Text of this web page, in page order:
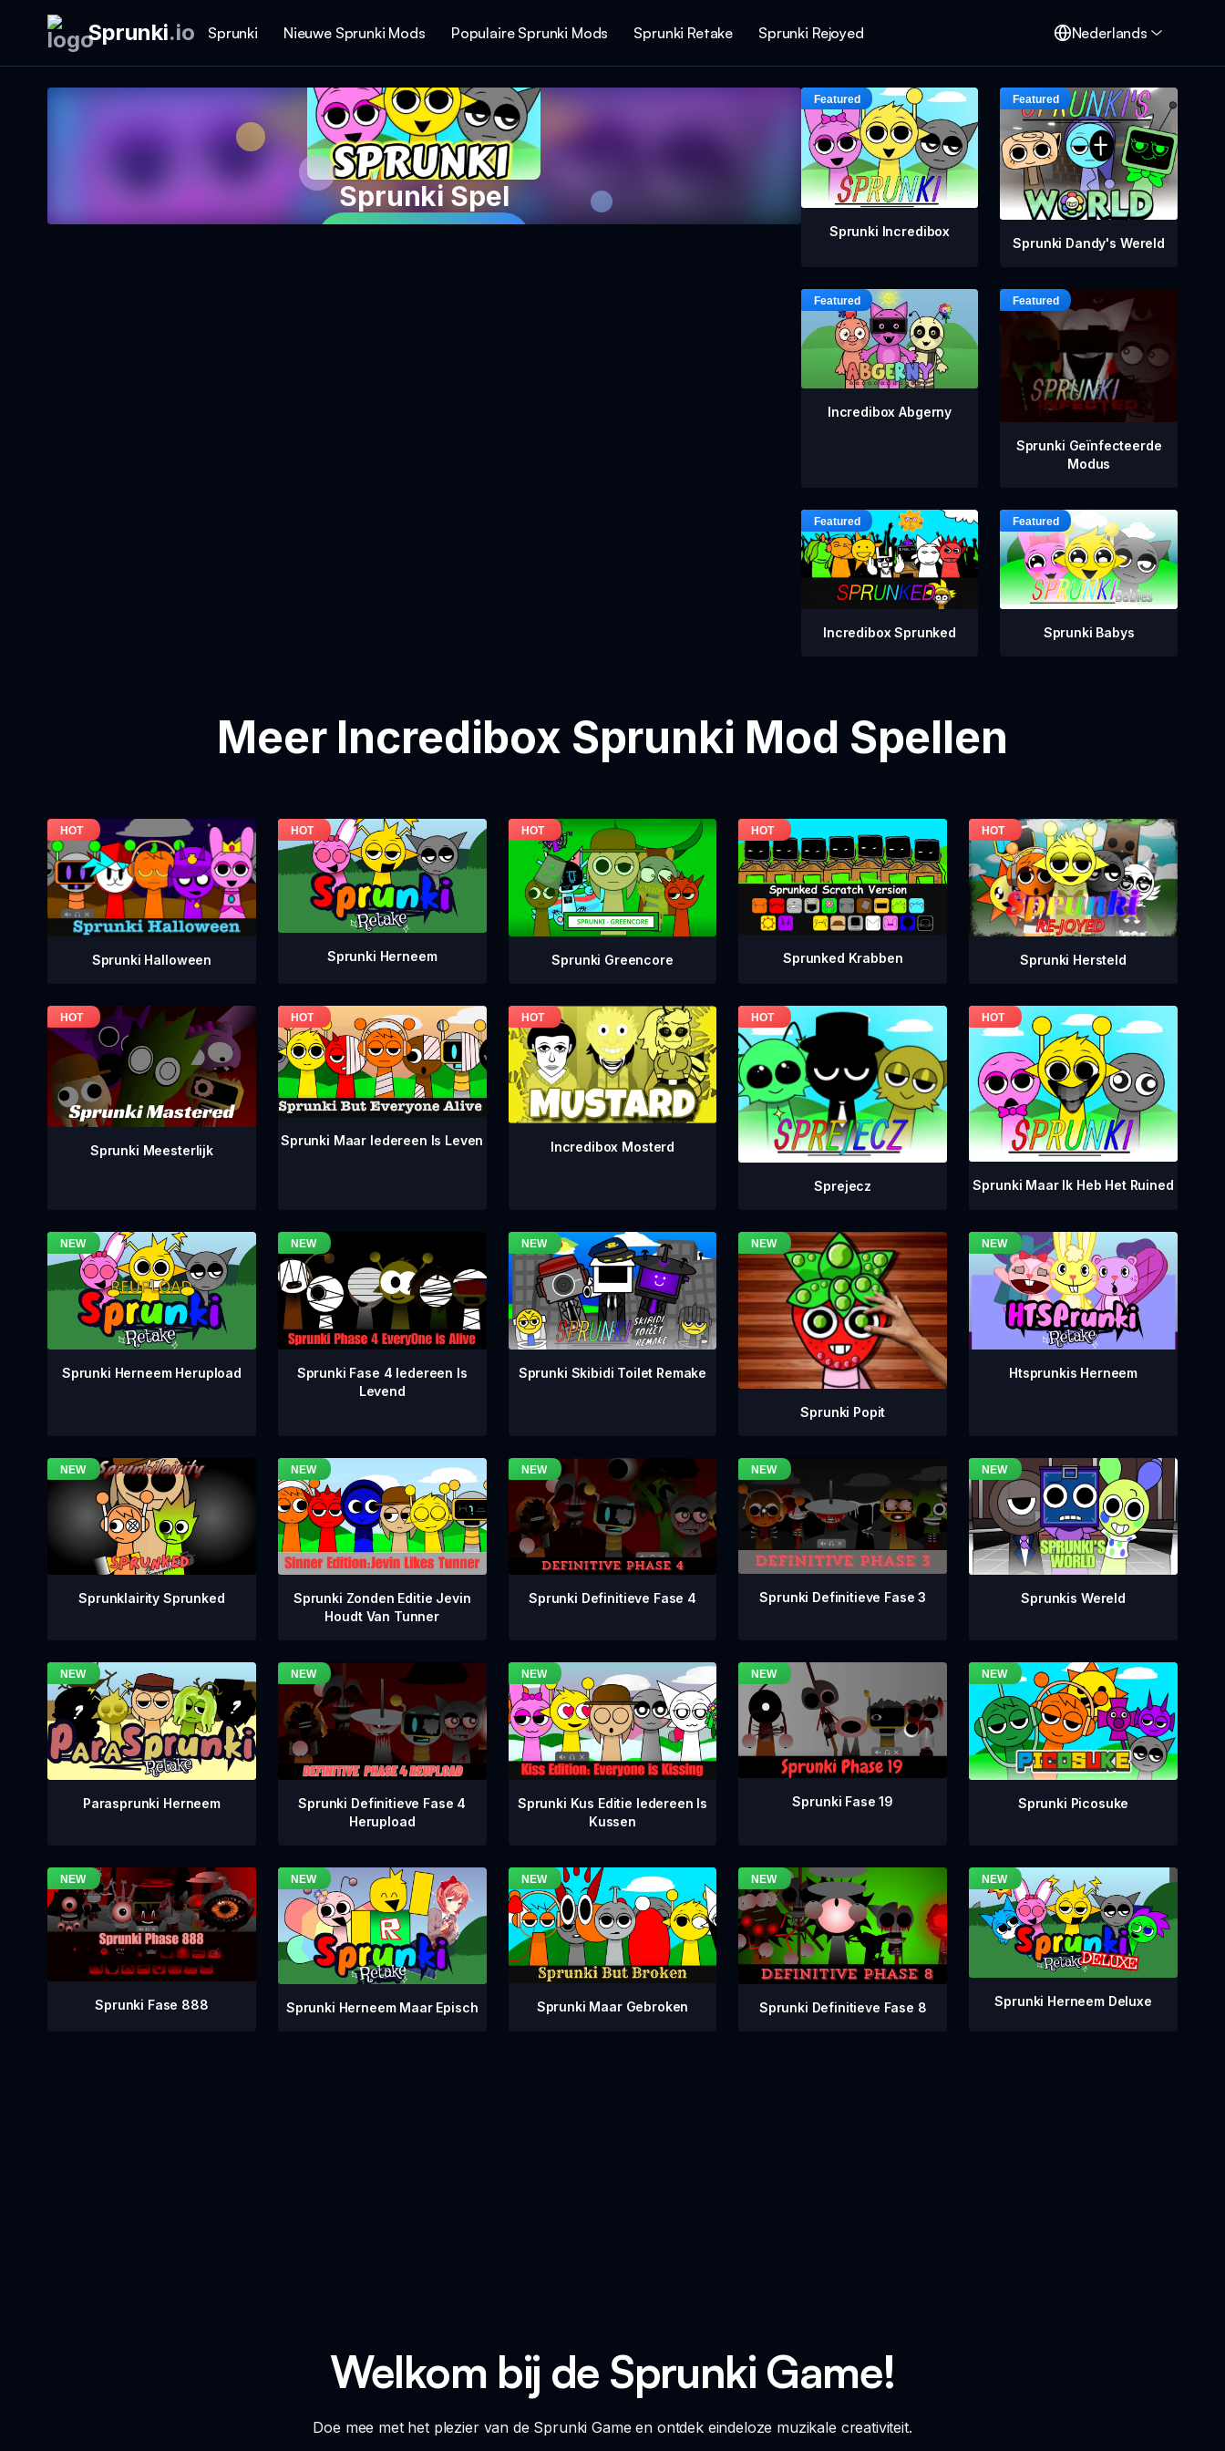
Sprunki.io Sprunki Nieuwe Sprunki Mods Populaire Sprunki Mods Sprunki Retake Sprunki Rejoyed Nederlands
Sprunki Spel
Sprunki Incredibox
Sprunki Dandy's Wereld
Incredibox Abgerny
Sprunki Geïnfecteerde
Modus
Incredibox Sprunked Sprunki Babys
Meer Incredibox Sprunki Mod Spellen
Sprunki Halloween Sprunki Herneem Sprunki Greencore Sprunked Krabben Sprunki Hersteld
Sprunki Meesterlijk
Sprunki Maar Iedereen Is Leven Incredibox Mosterd
Sprejecz Sprunki Maar Ik Heb Het Ruined
Sprunki Herneem Herupload
Sprunki Fase 4 Iedereen Is
Levend
Sprunki Skibidi Toilet Remake
Sprunki Popit
Htsprunkis Herneem
Sprunklairity Sprunked
Sprunki Zonden Editie Jevin
Houdt Van Tunner
Sprunki Definitieve Fase 4 Sprunki Definitieve Fase 3 Sprunkis Wereld
Parasprunki Herneem
Sprunki Definitieve Fase 4
Herupload
Sprunki Kus Editie Iedereen Is
Kussen
Sprunki Fase 19 Sprunki Picosuke
Sprunki Fase 888 Sprunki Herneem Maar Episch Sprunki Maar Gebroken Sprunki Definitieve Fase 8 Sprunki Herneem Deluxe
Welkom bij de Sprunki Game!
Doe mee met het plezier van de Sprunki Game en ontdek eindeloze muzikale creativiteit.